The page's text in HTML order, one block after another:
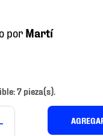
por
7 pieza(s).